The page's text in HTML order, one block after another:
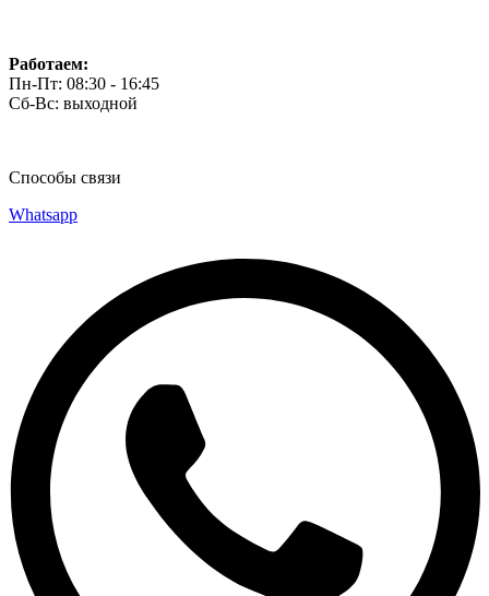
Работаем:
Пн-Пт: 08:30 - 16:45
Сб-Вс: выходной
Способы связи
Whatsapp